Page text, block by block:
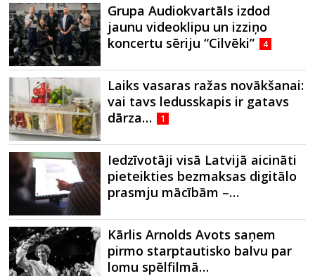
Grupa Audiokvartāls izdod
jaunu videoklipu un izziņo
koncertu sēriju “Cilvēki”
4
Laiks vasaras ražas novākšanai:
vai tavs ledusskapis ir gatavs
dārza…
1
Iedzīvotāji visā Latvijā aicināti
pieteikties bezmaksas digitālo
prasmju mācībām –…
Kārlis Arnolds Avots saņem
pirmo starptautisko balvu par
lomu spēlfilmā…